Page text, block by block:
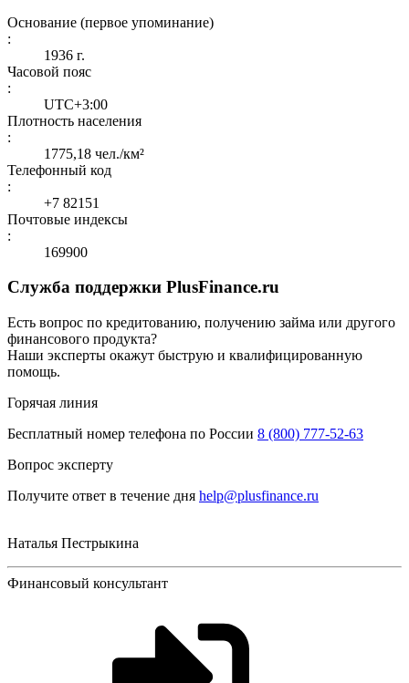
Основание (первое упоминание)
:
1936 г.
Часовой пояс
:
UTC+3:00
Плотность населения
:
1775,18 чел./км²
Телефонный код
:
+7 82151
Почтовые индексы
:
169900
Служба поддержки PlusFinance.ru
Есть вопрос по кредитованию, получению займа или другого
финансового продукта?
Наши эксперты окажут быструю и квалифицированную
помощь.
Горячая линия
Бесплатный номер телефона по России 8 (800) 777-52-63
Вопрос эксперту
Получите ответ в течение дня help@plusfinance.ru
Наталья Пестрыкина
Финансовый консультант